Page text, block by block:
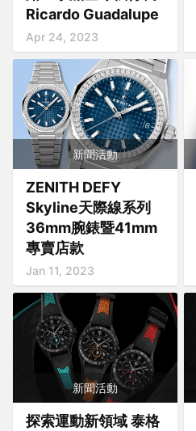
Ricardo Guadalupe
Apr 24, 2023
新聞活動
ZENITH DEFY
Skyline天際線系列
36mm腕錶暨41mm
專賣店款
Jan 11, 2023
新聞活動
探索運動新領域 泰格